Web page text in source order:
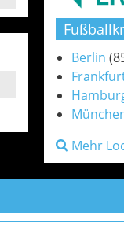
Berlin
Mehr